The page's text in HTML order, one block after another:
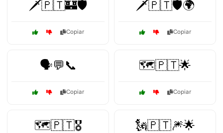
🗡️🇵🇹🏰🛡️
Copiar
🗡️🇵🇹🛡️🌍
Copiar
🗣️💬📞
Copiar
🗺️🇵🇹🌟
Copiar
🗺️🇵🇹🎖️ 🗽🇵🇹🎆🌟